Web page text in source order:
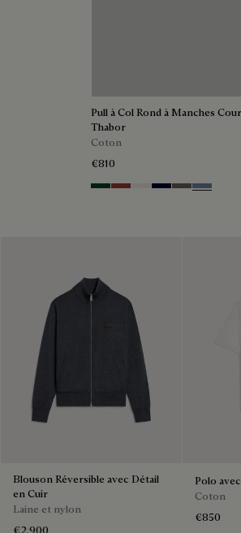
Coton
€810
Green Smoke
Red Ocher
Off White